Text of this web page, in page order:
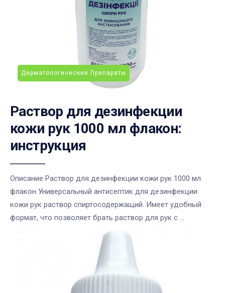
Дерматологические Препараты
Раствор для дезинфекции
кожи рук 1000 мл флакон:
инструкция
Описание Раствор для дезинфекции кожи рук 1000 мл
флакон Универсальный антисептик для дезинфекции
кожи рук раствор спиртосодержащий. Имеет удобный
формат, что позволяет брать раствор для рук с ...